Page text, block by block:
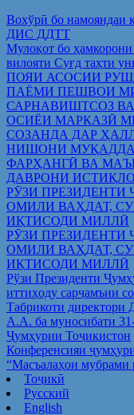
Вохўрӣ бо намояндаи
ДИС ДДТТ
Мулоқот бо
вилояти Суғд
ПОЯИ АСОСИИ
ПАЁМИ ПЕШВОИ
САРНАВИШТСОЗ
ОСИЁИ МАРКАЗӢ
СОЗАНДА ДАР
НИШОНИ
ФАРҲАНГӢ ВА
ДАВРОНИ
РӮЗИ
ОМИЛИ ВАҲДАТ,
ИҚТИСОДИ МИЛЛӢ
РӮЗИ
ОМИЛИ ВАҲДАТ,
ИҚТИСОДИ МИЛЛӢ
Рўзи Президенти
иттиҳоду сарҷамъии
Табрикоти
А.А. ба муносибати
Ҷумҳурии Тоҷикистон
Конференсияи
“Масъалаҳои мубрами
Тоҷикӣ
Русский
English